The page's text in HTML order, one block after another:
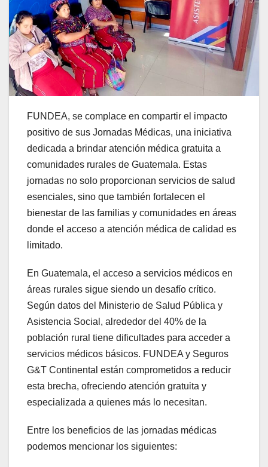
FUNDEA, se complace en compartir el impacto
positivo de sus Jornadas Médicas, una iniciativa
dedicada a brindar atención médica gratuita a
comunidades rurales de Guatemala. Estas
jornadas no solo proporcionan servicios de salud
esenciales, sino que también fortalecen el
bienestar de las familias y comunidades en áreas
donde el acceso a atención médica de calidad es
limitado.
En Guatemala, el acceso a servicios médicos en
áreas rurales sigue siendo un desafío crítico.
Según datos del Ministerio de Salud Pública y
Asistencia Social, alrededor del 40% de la
población rural tiene dificultades para acceder a
servicios médicos básicos. FUNDEA y Seguros
G&T Continental están comprometidos a reducir
esta brecha, ofreciendo atención gratuita y
especializada a quienes más lo necesitan.
Entre los beneficios de las jornadas médicas
podemos mencionar los siguientes: